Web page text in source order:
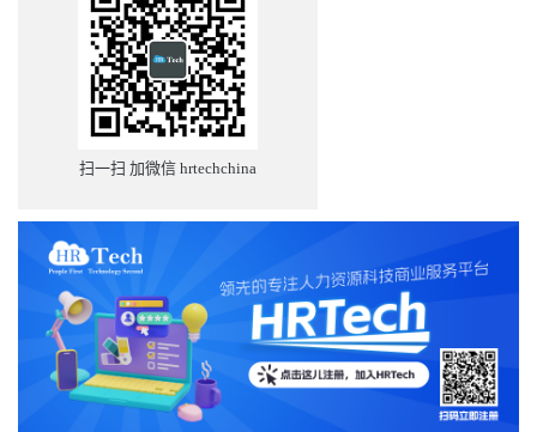
扫一扫 加微信 hrtechchina